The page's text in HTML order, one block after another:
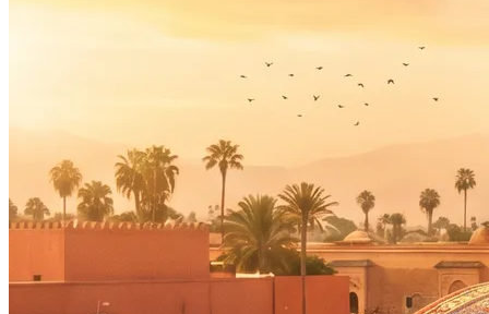
5. La connaissance réelle du marché
seulement l’exécution
Ce que coûte une agence digitale au Maroc
Fourchettes réalistes par type de
prestation
Le vrai coût de choisir le moins-disant
Questions à poser lors de votre appel de
sélection
FAQ : Agence digitale au Maroc
Quelle est la différence entre une agence
digitale et une agence web au Maroc ?
Faut-il choisir une agence à Casablanca